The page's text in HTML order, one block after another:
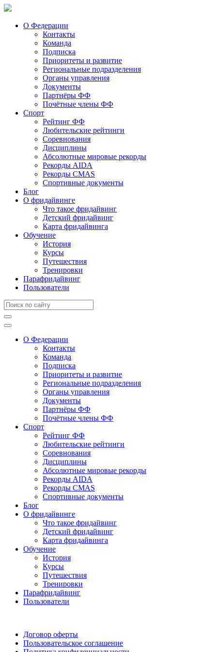
О Федерации
Контакты
Команда
Подписка
Приоритеты и развитие
Региональные подразделения
Органы управления
Документы
Партнёры ФФ
Почётные члены ФФ
Спорт
Рейтинг ФФ
Любительские рейтинги
Соревнования
Дисциплины
Абсолютные мировые рекорды
Рекорды AIDA
Рекорды CMAS
Спортивные документы
Блог
О фридайвинге
Что такое фридайвинг
Детский фридайвинг
Карта фридайвинга
Обучение
История
Курсы
Путешествия
Тренировки
Парафридайвинг
Пользователи
О Федерации
Контакты
Команда
Подписка
Приоритеты и развитие
Региональные подразделения
Органы управления
Документы
Партнёры ФФ
Почётные члены ФФ
Спорт
Рейтинг ФФ
Любительские рейтинги
Соревнования
Дисциплины
Абсолютные мировые рекорды
Рекорды AIDA
Рекорды CMAS
Спортивные документы
Блог
О фридайвинге
Что такое фридайвинг
Детский фридайвинг
Карта фридайвинга
Обучение
История
Курсы
Путешествия
Тренировки
Парафридайвинг
Пользователи
Договор оферты
Пользовательское соглашение